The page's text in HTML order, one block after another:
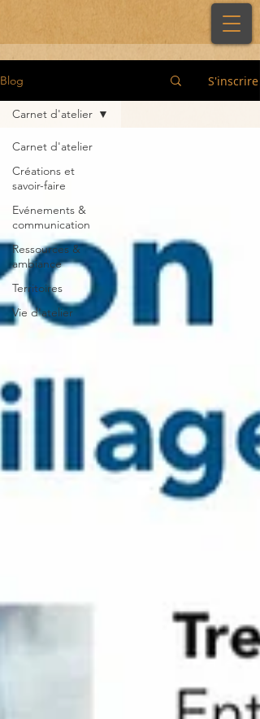
Blog S'inscrire
Carnet d'atelier
Créations et
savoir-faire
Evénements &
communication
Ressources &
ambiance
Territoires
Vie d'atelier
Carnet d'atelier